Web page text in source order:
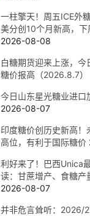
一柱擎天！周五ICE外
美分创10个月新高，
2026-08-08
白糖期货迎来上涨，
糖价报高（2026.8.7）
今日山东星光糖业进口
2026-08-07
印度糖价创历史新高！
高位，有利于国际糖价
利好来了！巴西Unica
读：甘蔗增产、食糖产
2026-08-07
并非危言耸听：2026/